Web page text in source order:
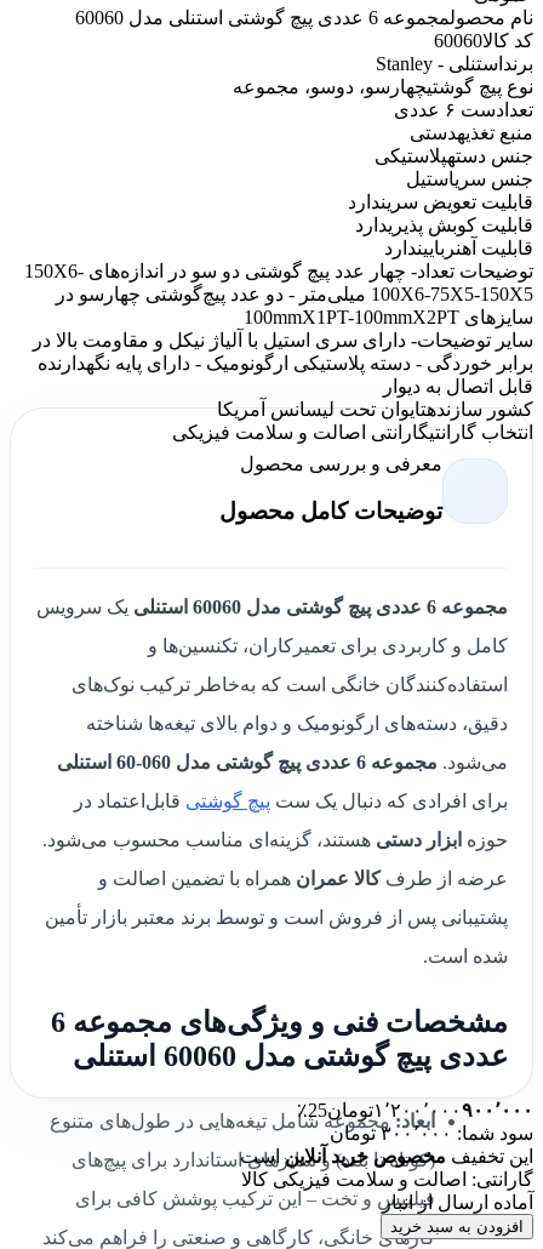
نام محصولمجموعه 6 عددی پیچ گوشتی استنلی مدل 60060
کد کالا60060
برند استنلی - Stanley
نوع پیچ گوشتیچهارسو، دوسو، مجموعه
تعدادست ۶ عددی
منبع تغذیهدستی
جنس دستهپلاستیکی
جنس سریاستیل
قابلیت تعویض سریندارد
قابلیت کوبش پذیریدارد
قابلیت آهنرباییندارد
توضیحات تعداد
- چهار عدد پیچ گوشتی دو سو در اندازه‌های 150X6-
100X6-75X5-150X5 میلی‌متر - دو عدد پیچ‌گوشتی چهارسو در
سایزهای 100mmX1PT-100mmX2PT
سایر توضیحات- دارای سری استیل با آلیاژ نیکل و مقاومت بالا در
برابر خوردگی - دسته پلاستیکی ارگونومیک - دارای پایه نگهدارنده
قابل اتصال به دیوار
کشور سازندهتایوان تحت لیسانس آمریکا
انتخاب گارانتیگارانتی اصالت و سلامت فیزیکی
معرفی و بررسی محصول
توضیحات کامل محصول
مجموعه 6 عددی پیچ گوشتی مدل 60060 استنلی
یک سرویس
کامل و کاربردی برای تعمیرکاران، تکنسین‌ها و
استفاده‌کنندگان خانگی است که به‌خاطر ترکیب نوک‌های
دقیق، دسته‌های ارگونومیک و دوام بالای تیغه‌ها شناخته
می‌شود. مجموعه 6 عددی پیچ گوشتی مدل 060-60 استنلی
برای افرادی که دنبال یک ست پیچ گوشتی قابل‌اعتماد در
حوزه ابزار دستی هستند، گزینه‌ای مناسب محسوب می‌شود.
عرضه از طرفکالا عمران همراه با تضمین اصالت و
پشتیبانی پس از فروش است و توسط برند معتبر بازار تأمین
شده است.
مشخصات فنی و ویژگی‌های مجموعه 6
عددی پیچ گوشتی مدل 60060 استنلی
ابعاد:مجموعه شامل تیغه‌هایی در طول‌های متنوع
(کوتاه تا بلند) و سایزهای استاندارد برای پیچ‌های
فیلیپس و تخت – این ترکیب پوشش کافی برای
کارهای خانگی، کارگاهی و صنعتی را فراهم می‌کند
۱٬۲۰۰٬۰۰۰۹۰۰٬۰۰۰ تومان25٪
سود شما: ۳۰۰٬۰۰۰ تومان
این تخفیف مخصوص خرید آنلاین است
گارانتی: اصالت و سلامت فیزیکی کالا
آماده ارسال از انبار
افزودن به سبد خرید